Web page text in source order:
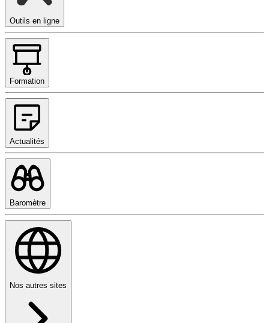
Outils en ligne
Formation
Actualités
Baromètre
Nos autres sites